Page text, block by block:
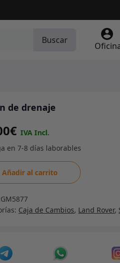
Buscar
de drenaje
€
Añadir al carrito
Caja de Cambios, Land Rover,